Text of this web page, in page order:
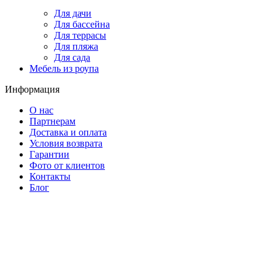
Для дачи
Для бассейна
Для террасы
Для пляжа
Для сада
Мебель из роупа
Информация
О нас
Партнерам
Доставка и оплата
Условия возврата
Гарантии
Фото от клиентов
Контакты
Блог